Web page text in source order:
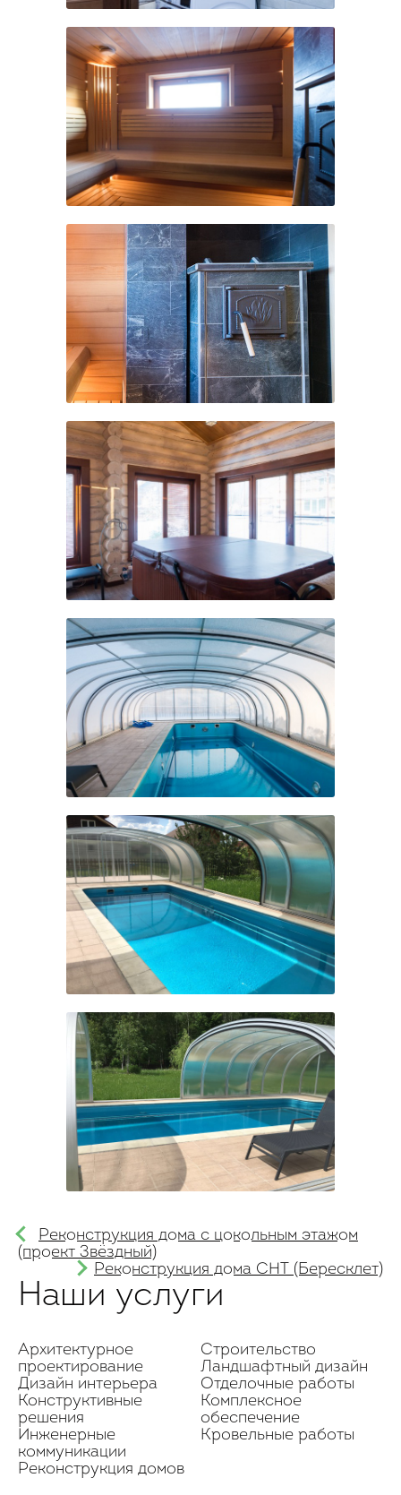
Реконструкция дома с цокольным этажом
(проект Звёздный)
Реконструкция дома СНТ (Бересклет)
Наши услуги
Архитектурное
проектирование
Дизайн интерьера
Конструктивные
решения
Инженерные
коммуникации
Реконструкция домов
Строительство
Ландшафтный дизайн
Отделочные работы
Комплексное
обеспечение
Кровельные работы